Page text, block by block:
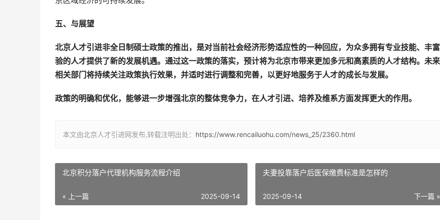
五、与展望
北京人才引进非全日制硕士政策的推出，是对当前社会经济形势适应性的一种回应，为众多拥有专业技能、丰
验的人才提供了新的发展机遇。通过这一政策的落实，预计将为北京市带来更加多元和高素质的人才结构。未来
相关部门将持续关注政策执行效果，并适时进行调整和完善，以更好地服务于人才的成长与发展。
政策的明确和优化，能够进一步增强北京的整体竞争力，在人才引进、培养及维系方面发挥更大的作用。
本文由北京人才引进网发布,转载注明出处： https://www.rencailuohu.com/news_25/2360.html
北京积分落户代理机构服务流程介绍
« 上一篇 2025-09-14
夫妻投靠落户后医保缴费标准是怎样的
下一篇 »
2025-09-14